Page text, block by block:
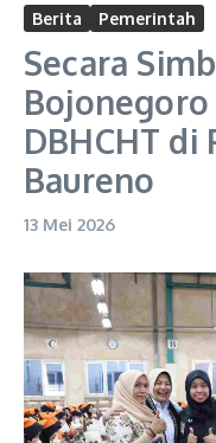
Berita Pemerintah
Secara
Bojonegoro
DBHCHT di
Baureno
13 Mei 2026